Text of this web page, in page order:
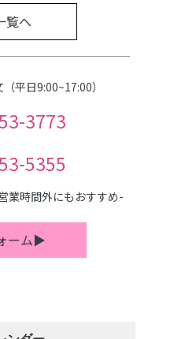
覧へ
平日9:00~17:00）
3773
5355
業時間外にもおすすめ-
ーム▶